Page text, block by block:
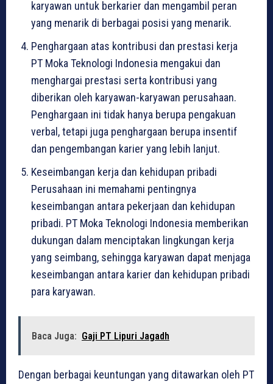
karyawan untuk berkarier dan mengambil peran
yang menarik di berbagai posisi yang menarik.
Penghargaan atas kontribusi dan prestasi kerja
PT Moka Teknologi Indonesia mengakui dan
menghargai prestasi serta kontribusi yang
diberikan oleh karyawan-karyawan perusahaan.
Penghargaan ini tidak hanya berupa pengakuan
verbal, tetapi juga penghargaan berupa insentif
dan pengembangan karier yang lebih lanjut.
Keseimbangan kerja dan kehidupan pribadi
Perusahaan ini memahami pentingnya
keseimbangan antara pekerjaan dan kehidupan
pribadi. PT Moka Teknologi Indonesia memberikan
dukungan dalam menciptakan lingkungan kerja
yang seimbang, sehingga karyawan dapat menjaga
keseimbangan antara karier dan kehidupan pribadi
para karyawan.
Baca Juga: Gaji PT Lipuri Jagadh
Dengan berbagai keuntungan yang ditawarkan oleh PT